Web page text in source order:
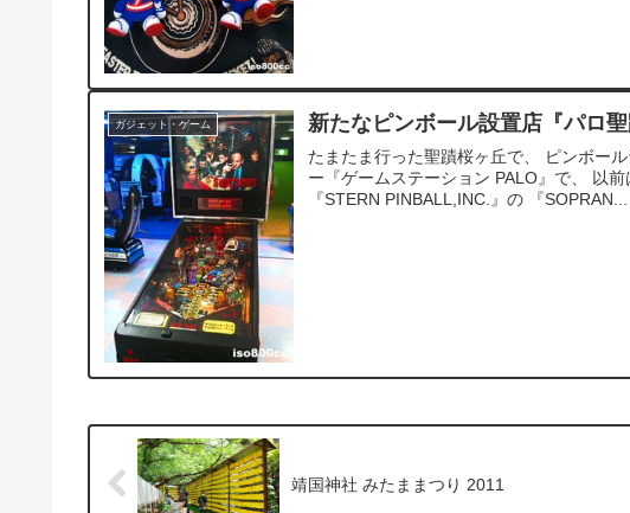
ガジェット・ゲーム 新たなピンボール設置店『パロ
たまたま行った聖蹟桜ヶ丘で、 ピンボー
ー『ゲームステーション PALO』で、 以
『STERN PINBALL,INC.』の 『SOPRAN...
靖国神社 みたままつり 2011